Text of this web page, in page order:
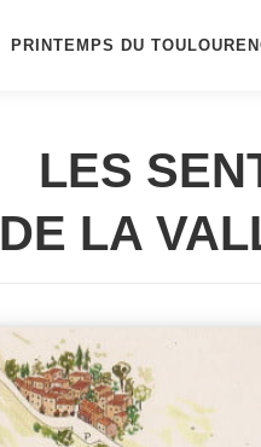
PRINTEMPS DU
LES
DE LA